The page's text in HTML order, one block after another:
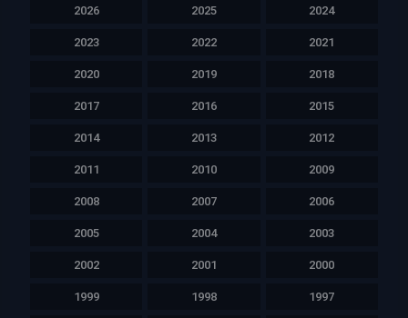
2026 2025 2024
2023 2022 2021
2020 2019 2018
2017 2016 2015
2014 2013 2012
2011 2010 2009
2008 2007 2006
2005 2004 2003
2002 2001 2000
1999 1998 1997